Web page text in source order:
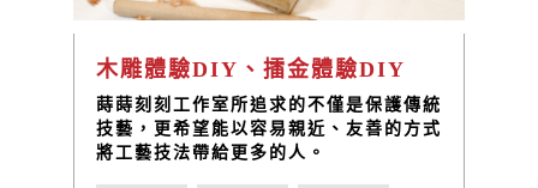
木雕體驗DIY、擂金體驗DIY
蒔蒔刻刻工作室所追求的不僅是保護傳統
技藝，更希望能以容易親近、友善的方式
將工藝技法帶給更多的人。